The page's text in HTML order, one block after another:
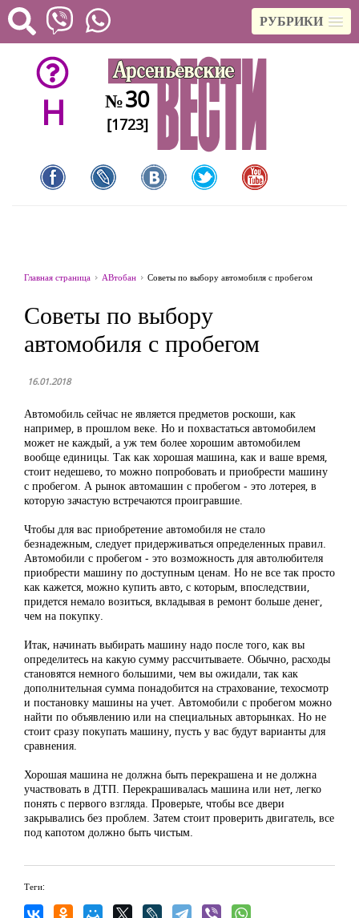
РУБРИКИ
H №30
[1723]
Главная страница АВтобан Советы по выбору автомобиля с пробегом
Советы по выбору
автомобиля с пробегом
16.01.2018
Автомобиль сейчас не является предметов роскоши, как
например, в прошлом веке. Но и похвастаться автомобилем
может не каждый, а уж тем более хорошим автомобилем
вообще единицы. Так как хорошая машина, как и ваше время,
стоит недешево, то можно попробовать и приобрести машину
с пробегом. А рынок автомашин с пробегом - это лотерея, в
которую зачастую встречаются проигравшие.
Чтобы для вас приобретение автомобиля не стало
безнадежным, следует придерживаться определенных правил.
Автомобили с пробегом - это возможность для автолюбителя
приобрести машину по доступным ценам. Но не все так просто
как кажется, можно купить авто, с которым, впоследствии,
придется немало возиться, вкладывая в ремонт больше денег,
чем на покупку.
Итак, начинать выбирать машину надо после того, как вы
определитесь на какую сумму рассчитываете. Обычно, расходы
становятся немного большими, чем вы ожидали, так как
дополнительная сумма понадобится на страхование, техосмотр
и постановку машины на учет. Автомобили с пробегом можно
найти по объявлению или на специальных авторынках. Но не
стоит сразу покупать машину, пусть у вас будут варианты для
сравнения.
Хорошая машина не должна быть перекрашена и не должна
участвовать в ДТП. Перекрашивалась машина или нет, легко
понять с первого взгляда. Проверьте, чтобы все двери
закрывались без проблем. Затем стоит проверить двигатель, все
под капотом должно быть чистым.
Теги: